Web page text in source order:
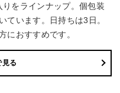
をラインナップ。個包装
ています。日持ちは3日。
におすすめです。
見る